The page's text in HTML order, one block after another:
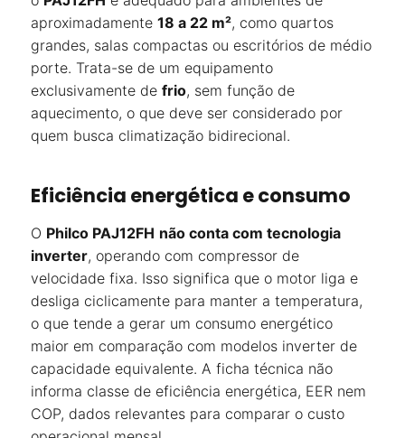
aproximadamente 18 a 22 m², como quartos
grandes, salas compactas ou escritórios de médio
porte. Trata-se de um equipamento
exclusivamente de frio, sem função de
aquecimento, o que deve ser considerado por
quem busca climatização bidirecional.
Eficiência energética e consumo
O Philco PAJ12FH não conta com tecnologia
inverter, operando com compressor de
velocidade fixa. Isso significa que o motor liga e
desliga ciclicamente para manter a temperatura,
o que tende a gerar um consumo energético
maior em comparação com modelos inverter de
capacidade equivalente. A ficha técnica não
informa classe de eficiência energética, EER nem
COP, dados relevantes para comparar o custo